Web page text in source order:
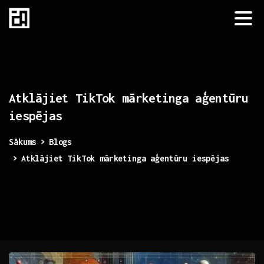
Atklājiet TikTok mārketinga aģentūru
iespējas
Sākums
Blogs
Atklājiet TikTok mārketinga aģentūru iespējas